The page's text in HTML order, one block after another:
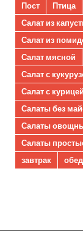
Пост
Птица
Салат из
Салат из
Салат мясной
Салат с
Салат с курицей
Салаты без
Салаты
Салаты
завтрак
обед